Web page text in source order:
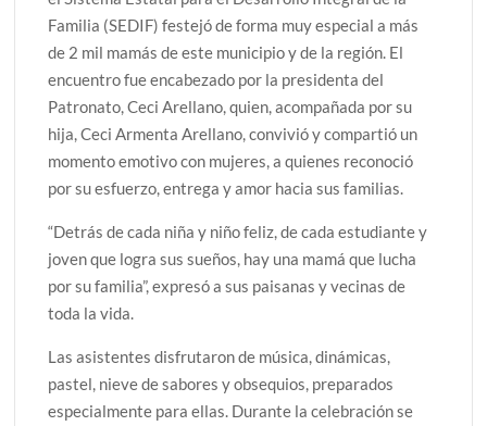
Familia (SEDIF) festejó de forma muy especial a más
de 2 mil mamás de este municipio y de la región. El
encuentro fue encabezado por la presidenta del
Patronato, Ceci Arellano, quien, acompañada por su
hija, Ceci Armenta Arellano, convivió y compartió un
momento emotivo con mujeres, a quienes reconoció
por su esfuerzo, entrega y amor hacia sus familias.
“Detrás de cada niña y niño feliz, de cada estudiante y
joven que logra sus sueños, hay una mamá que lucha
por su familia”, expresó a sus paisanas y vecinas de
toda la vida.
Las asistentes disfrutaron de música, dinámicas,
pastel, nieve de sabores y obsequios, preparados
especialmente para ellas. Durante la celebración se